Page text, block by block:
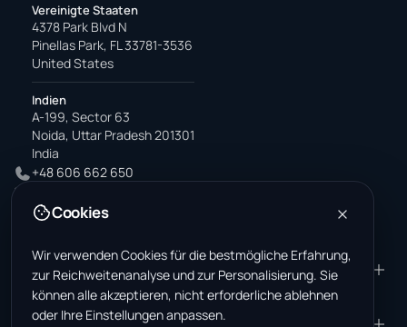
Vereinigte Staaten
4378 Park Blvd N
Pinellas Park, FL 33781-3536
United States
Indien
A-199, Sector 63
Noida, Uttar Pradesh 201301
India
+48 606 662 650
office@wastemarkt.com
PRODUKT
Marktplatz
Materialien — Verkauf
RESOURCES
Supplier Academy
Trust & Safety
UNTERNEHMEN RECHTLICHES
Cookies
Wir verwenden Cookies für die bestmögliche Erfahrung,
zur Reichweitenanalyse und zur Personalisierung. Sie
können alle akzeptieren, nicht erforderliche ablehnen
oder Ihre Einstellungen anpassen.